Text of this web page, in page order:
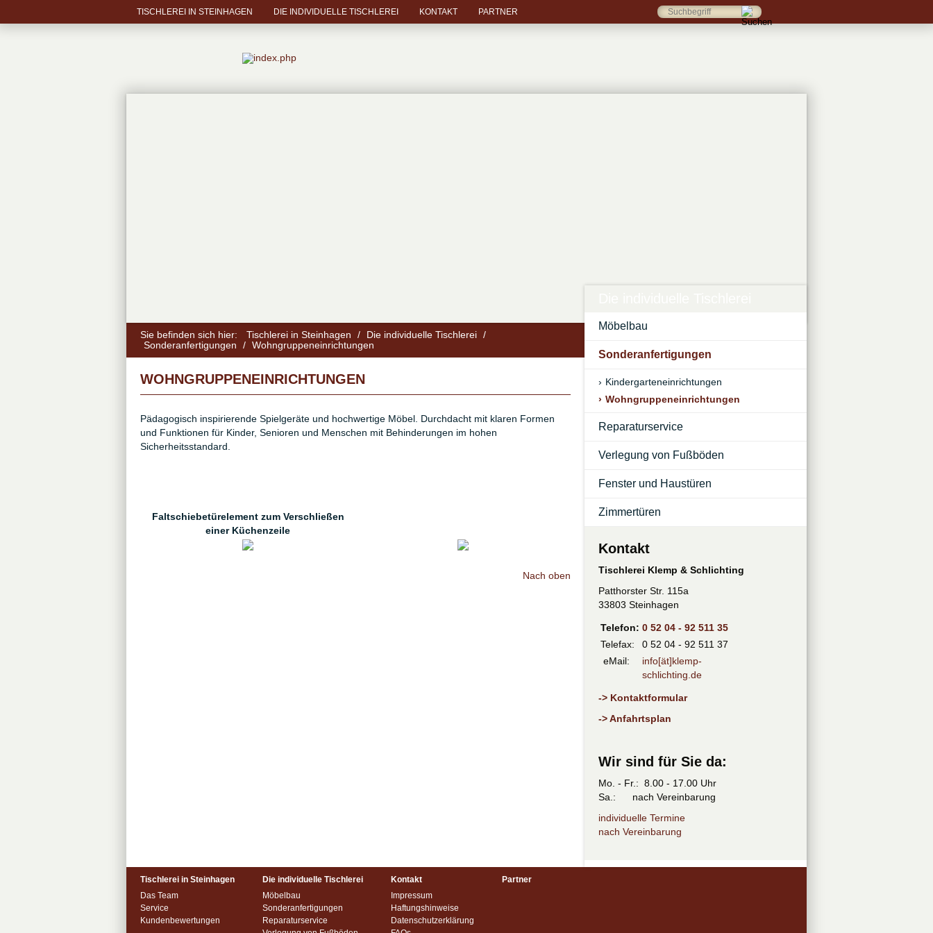
TISCHLEREI IN STEINHAGEN DIE INDIVIDUELLE TISCHLEREI KONTAKT PARTNER
Sie befinden sich hier: Tischlerei in Steinhagen / Die individuelle Tischlerei /
Sonderanfertigungen
/ Wohngruppeneinrichtungen
WOHNGRUPPENEINRICHTUNGEN
Pädagogisch inspirierende Spielgeräte und hochwertige Möbel. Durchdacht mit klaren Formen
und Funktionen für Kinder, Senioren und Menschen mit Behinderungen im hohen
Sicherheitsstandard.
Faltschiebetürelement zum Verschließen
einer Küchenzeile
Nach oben
Möbelbau
Sonderanfertigungen
› Kindergarteneinrichtungen
› Wohngruppeneinrichtungen
Reparaturservice
Verlegung von Fußböden
Fenster und Haustüren
Zimmertüren
Kontakt
Tischlerei Klemp & Schlichting
Patthorster Str. 115a
33803 Steinhagen
Telefon: 0 52 04 - 92 511 35
Telefax:
0 52 04 - 92 511 37
eMail:
info[ät]klemp-
schlichting.de
-> Kontaktformular
-> Anfahrtsplan
Wir sind für Sie da:
Mo. - Fr.: 8.00 - 17.00 Uhr
Sa.: nach Vereinbarung
individuelle Termine
nach Vereinbarung
Tischlerei in Steinhagen
Das Team
Service
Kundenbewertungen
Die individuelle Tischlerei
Möbelbau
Sonderanfertigungen
Reparaturservice
Kontakt
Impressum
Haftungshinweise
Datenschutzerklärung
Partner